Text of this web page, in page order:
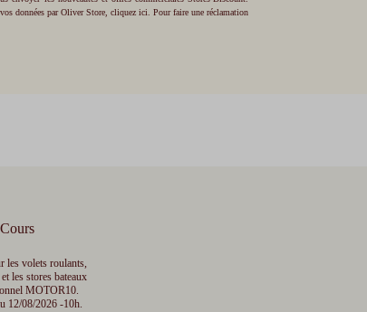
données par Oliver Store,cliquez ici. Pour faire une réclamation
les volets roulants,
les stores bateaux
MOTOR10.
12/08/2026 -10h.